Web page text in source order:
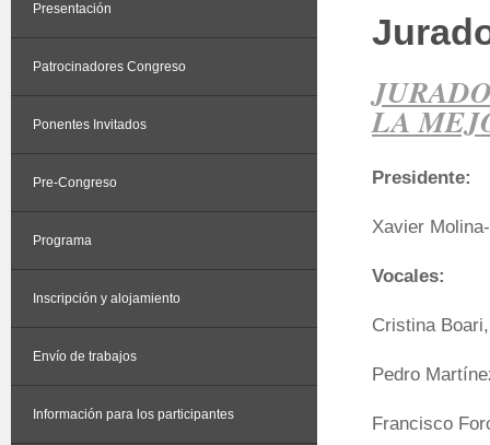
Presentación
Patrocinadores Congreso
Ponentes Invitados
Pre-Congreso
Programa
Inscripción y alojamiento
Envío de trabajos
Información para los participantes
LA
Presidente:
Xavier
Vocales:
Cristina
Pedro
Francisco